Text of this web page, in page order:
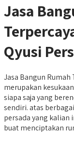
Jasa
Qyusi
Jasa Bangun Rumah
merupakan
siapa saja yang
sendiri. atas
persada yang kalian
buat menciptakan